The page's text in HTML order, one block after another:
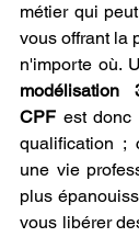
métier qui
vous offrant la
n'importe où.
CPF est donc
qualification ;
une vie
plus
vous libérer